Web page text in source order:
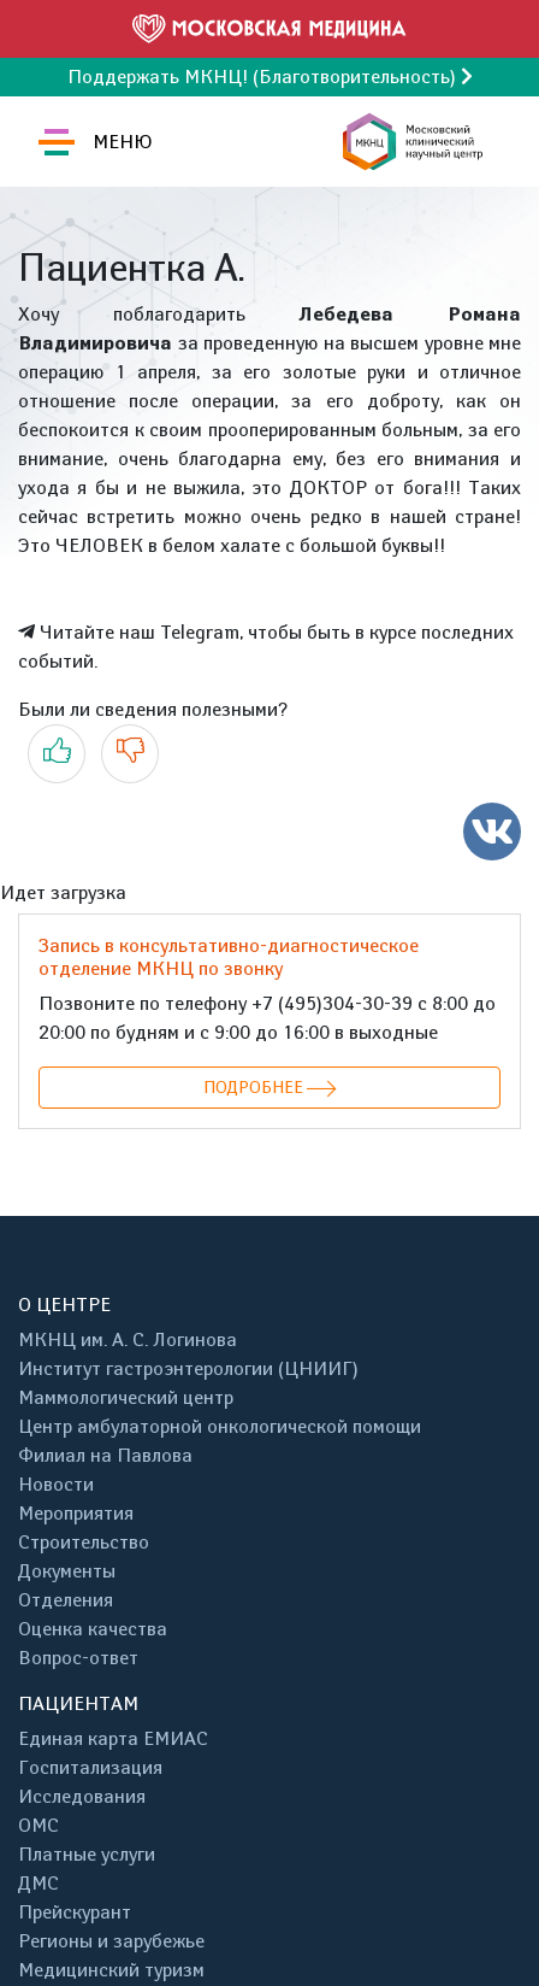
Поддержать МКНЦ! (Благотворительность)
МЕНЮ
Пациентка А.
Хочу поблагодаритьЛебедева Романа
Владимировича за проведенную на высшем уровне мне
операцию 1 апреля, за его золотые руки и отличное
отношение после операции, за его доброту, как он
беспокоится к своим прооперированным больным, за его
внимание, очень благодарна ему, без его внимания и
ухода я бы и не выжила, это ДОКТОР от бога!!! Таких
сейчас встретить можно очень редко в нашей стране!
Это ЧЕЛОВЕК в белом халате с большой буквы!!
Читайте наш Telegram, чтобы быть в курсе последних
событий.
Были ли сведения полезными?
Да Нет
Идет загрузка
Запись в консультативно-диагностическое
отделение МКНЦ по звонку
Позвоните по телефону +7 (495)304-30-39 с 8:00 до
20:00 по будням и с 9:00 до 16:00 в выходные
ПОДРОБНЕЕ
О ЦЕНТРЕ
МКНЦ им. А. С. Логинова
Институт гастроэнтерологии (ЦНИИГ)
Маммологический центр
Центр амбулаторной онкологической помощи
Филиал на Павлова
Новости
Мероприятия
Строительство
Документы
Отделения
Оценка качества
Вопрос-ответ
ПАЦИЕНТАМ
Единая карта ЕМИАС
Госпитализация
Исследования
ОМС
Платные услуги
ДМС
Прейскурант
Регионы и зарубежье
Медицинский туризм